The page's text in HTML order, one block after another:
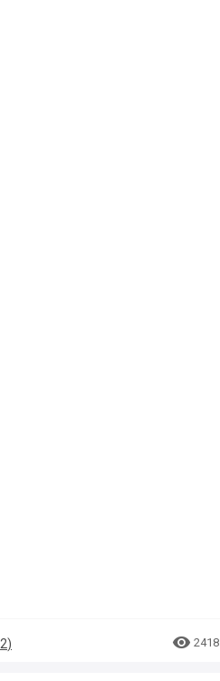
2)  2418